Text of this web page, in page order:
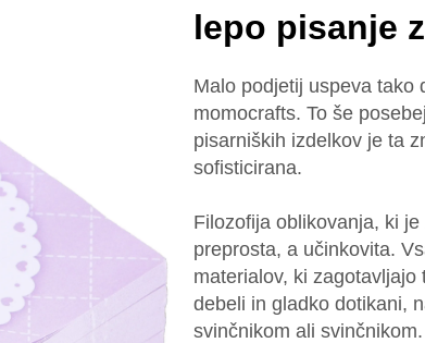
lepo pisanje
Malo podjetij uspeva tako
momocrafts. To še
pisarniških izdelkov je ta
sofisticirana.
Filozofija oblikovanja, ki
preprosta, a učinkovita.
materialov, ki
debeli in gladko dotikani,
svinčnikom ali